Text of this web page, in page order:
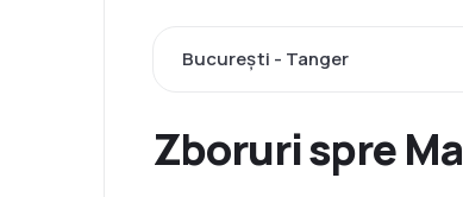
București - Tanger
Zboruri spre